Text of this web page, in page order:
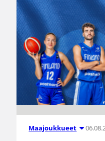
Maajoukkueet